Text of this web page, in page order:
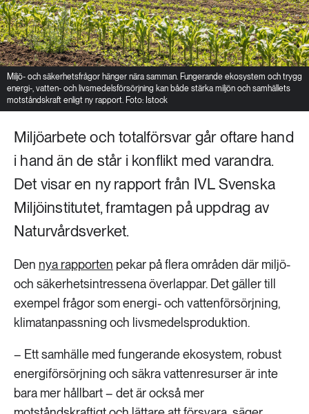
Miljö- och säkerhetsfrågor hänger nära samman. Fungerande ekosystem och trygg
energi-, vatten- och livsmedelsförsörjning kan både stärka miljön och samhällets
motståndskraft enligt ny rapport. Foto: Istock
Miljöarbete och totalförsvar går oftare hand
i hand än de står i konflikt med varandra.
Det visar en ny rapport från IVL Svenska
Miljöinstitutet, framtagen på uppdrag av
Naturvårdsverket.
Den nya rapporten pekar på flera områden där miljö-
och säkerhetsintressena överlappar. Det gäller till
exempel frågor som energi- och vattenförsörjning,
klimatanpassning och livsmedelsproduktion.
– Ett samhälle med fungerande ekosystem, robust
energiförsörjning och säkra vattenresurser är inte
bara mer hållbart – det är också mer